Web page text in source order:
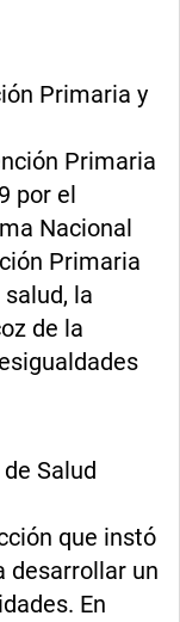
Primaria y
Primaria
por el
Nacional
Primaria
la
de la
Salud
que instó
desarrollar un
En